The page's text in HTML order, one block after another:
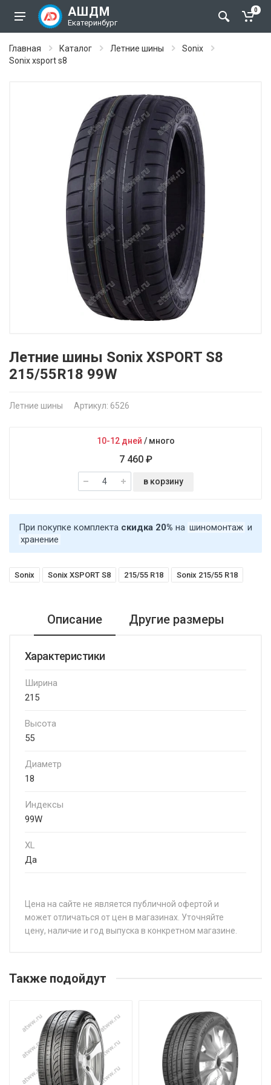
АШДМ
Екатеринбург
0
Главная Каталог Летние шины
Sonix
Sonix xsport s8
Летние шины Sonix XSPORT S8
215/55R18 99W
Летние шины Артикул: 6526
10-12 дней / много
7 460 ₽
в корзину
При покупке комплекта скидка 20% на шиномонтаж и
хранение
Sonix Sonix XSPORT S8 215/55 R18 Sonix 215/55 R18
Описание Другие размеры
Характеристики
Ширина
215
Высота
55
Диаметр
18
Индексы
99W
XL
Да
Цена на сайте не является публичной офертой и
может отличаться от цен в магазинах. Уточняйте
цену, наличие и год выпуска в конкретном магазине.
Sonix XSPORT S8 195/40R17 81W
Sonix XSPORT S8 195/45R17 85W
Sonix XSPORT S8 195/50R15 82V
Также подойдут